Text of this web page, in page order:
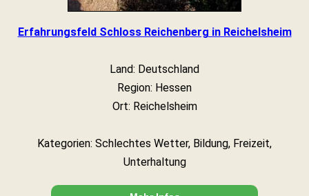
Erfahrungsfeld Schloss Reichenberg in Reichelsheim
Land: Deutschland
Region: Hessen
Ort: Reichelsheim
Kategorien: Schlechtes Wetter, Bildung, Freizeit,
Unterhaltung